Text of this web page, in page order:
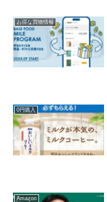
お得な買物情報
0円購入
Amazon